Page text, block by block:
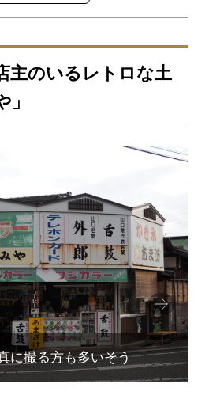
主のいるレトロな土
Next